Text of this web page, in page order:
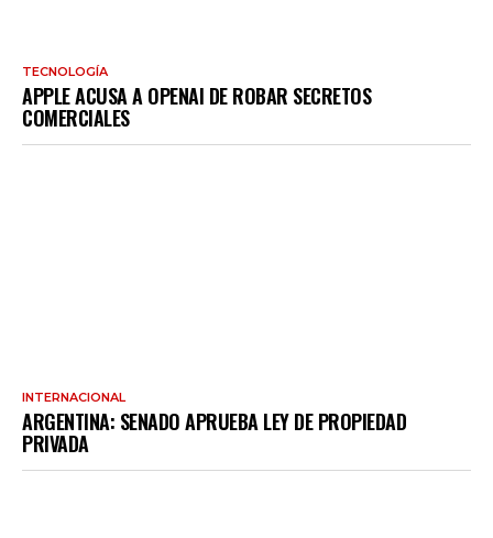
TECNOLOGÍA
APPLE ACUSA A OPENAI DE ROBAR SECRETOS
COMERCIALES
INTERNACIONAL
ARGENTINA: SENADO APRUEBA LEY DE PROPIEDAD
PRIVADA